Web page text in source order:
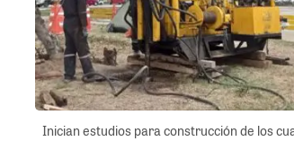
Inician estudios para construcción de los